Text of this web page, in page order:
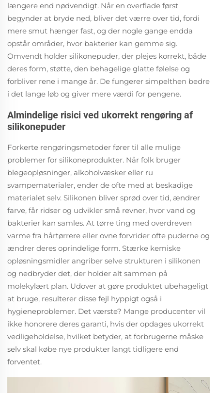
længere end nødvendigt. Når en overflade først
begynder at bryde ned, bliver det værre over tid, fordi
mere smut hænger fast, og der nogle gange endda
opstår områder, hvor bakterier kan gemme sig.
Omvendt holder silikonepuder, der plejes korrekt, både
deres form, støtte, den behagelige glatte følelse og
forbliver rene i mange år. De fungerer simpelthen bedre
i det lange løb og giver mere værdi for pengene.
Almindelige risici ved ukorrekt rengøring af
silikonepuder
Forkerte rengøringsmetoder fører til alle mulige
problemer for silikoneprodukter. Når folk bruger
blegeopløsninger, alkoholvæsker eller ru
svampematerialer, ender de ofte med at beskadige
materialet selv. Silikonen bliver sprød over tid, ændrer
farve, får ridser og udvikler små revner, hvor vand og
bakterier kan samles. At tørre ting med overdreven
varme fra hårtørrere eller ovne forvrider ofte puderne og
ændrer deres oprindelige form. Stærke kemiske
opløsningsmidler angriber selve strukturen i silikonen
og nedbryder det, der holder alt sammen på
molekylært plan. Udover at gøre produktet ubehageligt
at bruge, resulterer disse fejl hyppigt også i
hygieneproblemer. Det værste? Mange producenter vil
ikke honorere deres garanti, hvis der opdages ukorrekt
vedligeholdelse, hvilket betyder, at forbrugerne måske
selv skal købe nye produkter langt tidligere end
forventet.